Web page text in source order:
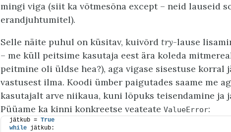
mingi viga (siit ka võtmesõna except – neid lauseid
erandjuhtumitel).
Selle näite puhul on küsitav, kuivõrd try-lause
– me küll peitsime kasutaja eest ära koleda
peitmine oli üldse hea?), aga vigase sisestuse korral
vastusest ilma. Koodi ümber paigutades saame me
kasutajalt arve niikaua, kuni lõpuks teisendamine ja
Püüame ka kinni konkreetse veateate ValueError:
jätkub = True
while jätkub: